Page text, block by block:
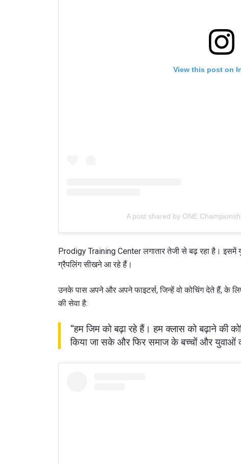
View this post on
A post shared by ONE
Prodigy Training Center लगातार तेजी से बढ़ रहा है। इसमें
ग्रैपलिंग सीखने आ रहे हैं।
उनके पास अपने और अपने फाइटर्स, जिन्हें वो कोचिंग देते हैं, के
की सेवा है:
“हम जिम को बढ़ा रहे हैं। हम क्लास को बढ़ाने की
किया जा सके और फिर समाज के बच्चों और युवाओं